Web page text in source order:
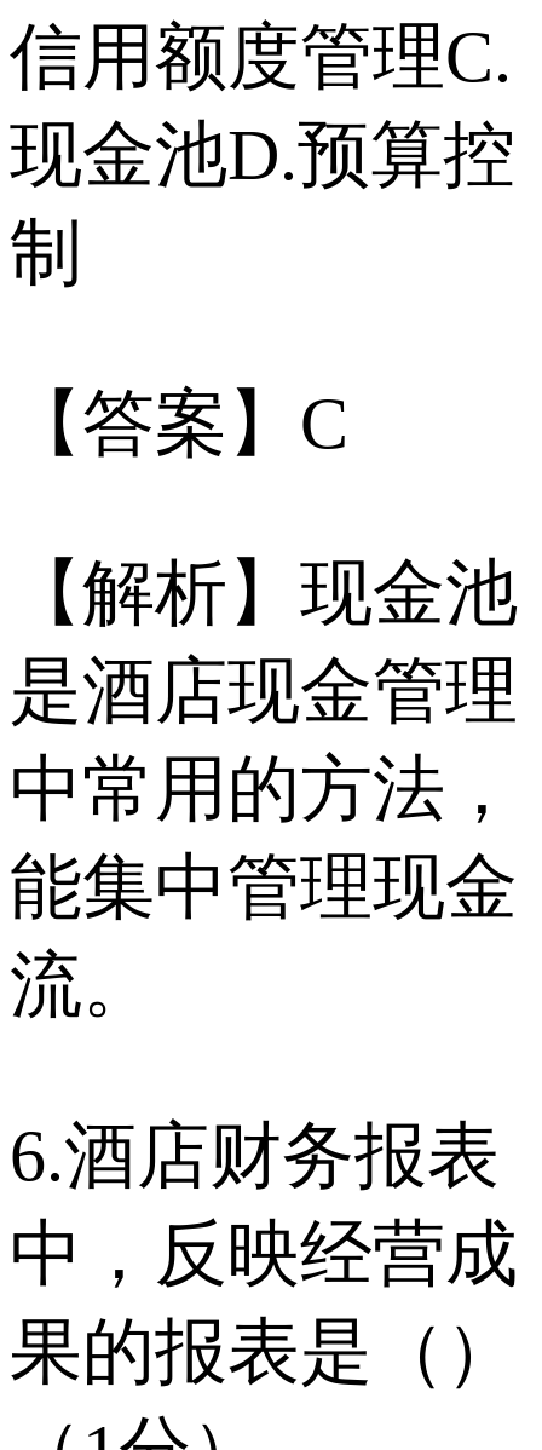
信用额度管理C.
现金池D.预算控
制
【答案】C
【解析】现金池
是酒店现金管理
中常用的方法，
能集中管理现金
流。
6.酒店财务报表
中，反映经营成
果的报表是（）